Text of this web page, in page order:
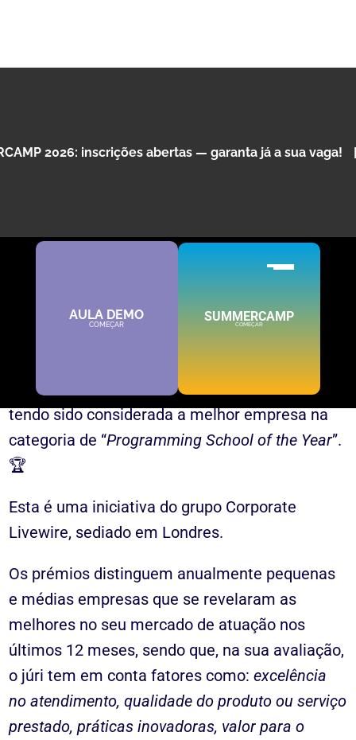
2026: inscrições abertas — garanta já a sua vaga! | 🤖
AULA DEMO
COMEÇAR
SUMMERCAMP
COMEÇAR
"Melhor Escola de Programação do Ano"
ganhou o
Portugal Prestige Awards 2022/23
tendo sido considerada a melhor empresa na
categoria de “Programming School of the Year”.
🏆
Esta é uma iniciativa do grupo Corporate
Livewire, sediado em Londres.
Os prémios distinguem anualmente pequenas
e médias empresas que se revelaram as
melhores no seu mercado de atuação nos
últimos 12 meses, sendo que, na sua avaliação,
o júri tem em conta fatores como: excelência
no atendimento, qualidade do produto ou serviço
prestado, práticas inovadoras, valor para o